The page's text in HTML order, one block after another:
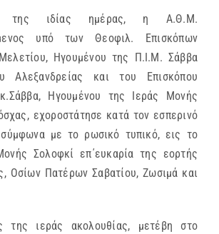
της ιδίας ημέρας, η Α.Θ.Μ.
υπό των Θεοφιλ. Επισκόπων
Ηγουμένου της Π.Ι.Μ. Σάββα
Αλεξανδρείας και του Επισκόπου
κ.Σάββα, Ηγουμένου της Ιεράς Μονής
εχοροστάτησε κατά τον εσπερινό
με το ρωσικό τυπικό, εις το
Σολοφκί επ΄ευκαρία της εορτής
Οσίων Πατέρων Σαβατίου, Ζωσιμά και
ιεράς ακολουθίας, μετέβη στο